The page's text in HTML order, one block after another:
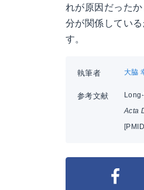
れが原因だった
分が関係してい
す。
執筆者 大脇
参考文献
Acta